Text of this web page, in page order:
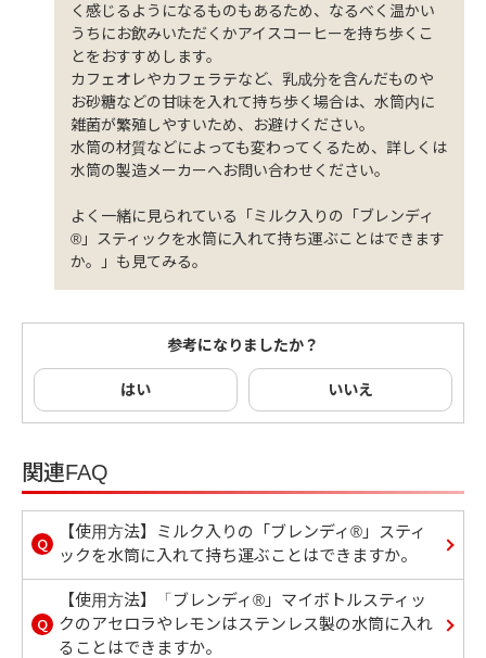
く感じるようになるものもあるため、なるべく温かい
うちにお飲みいただくかアイスコーヒーを持ち歩くこ
とをおすすめします。
カフェオレやカフェラテなど、乳成分を含んだものや
お砂糖などの甘味を入れて持ち歩く場合は、水筒内に
雑菌が繁殖しやすいため、お避けください。
水筒の材質などによっても変わってくるため、詳しくは
水筒の製造メーカーへお問い合わせください。
よく一緒に見られている「ミルク入りの「ブレンディ
®」スティックを水筒に入れて持ち運ぶことはできます
か。」も見てみる。
参考になりましたか？
はい いいえ
関連FAQ
Q
【使用方法】ミルク入りの「ブレンディ®」スティ
ックを水筒に入れて持ち運ぶことはできますか。
Q
【使用方法】「ブレンディ®」マイボトルスティッ
クのアセロラやレモンはステンレス製の水筒に入れ
ることはできますか。